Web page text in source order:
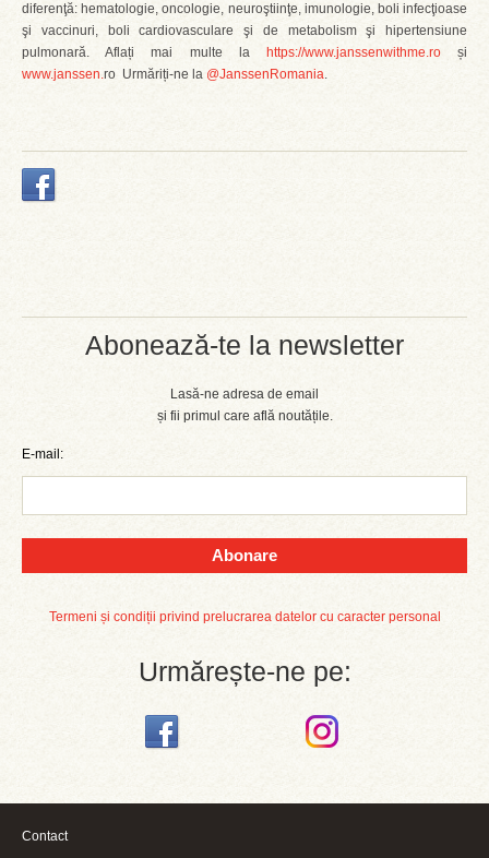
Abonează-te la newsletter
Lasă-ne adresa de email
și fii primul care află noutățile.
E-mail:
Abonare
Termeni și condiții privind prelucrarea datelor cu caracter personal
Urmărește-ne pe:
diferenţă: hematologie, oncologie, neuroştiinţe, imunologie, boli infecţioase
şi vaccinuri, boli cardiovasculare şi de metabolism şi hipertensiune
pulmonară. Aflați mai multe la
https://www.janssenwithme.roși
www.janssen.ro Urmăriți-ne la @JanssenRomania.
Contact